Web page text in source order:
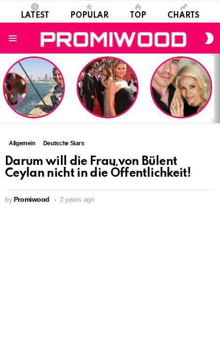
LATEST POPULAR TOP CHARTS
LATEST
STORIES
Allgemein Deutsche Stars
Darum will die Frau von Bülent
Ceylan nicht in die Öffentlichkeit!
by Promiwood 2 years ago